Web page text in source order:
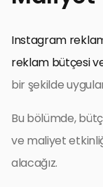
Instagram
reklam bütçesi
bir şekilde
Bu bölümde,
ve maliyet
alacağız.